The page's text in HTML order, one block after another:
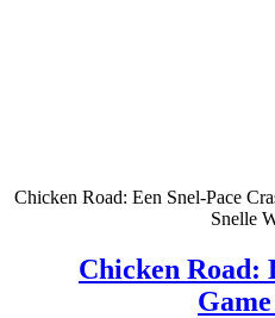
Chicken Road: Een Snel‑Pace
Snelle
Chicken Road: